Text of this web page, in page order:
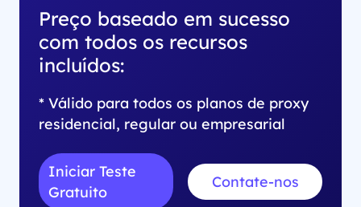
Preço baseado em sucesso
com todos os recursos
incluídos:
* Válido para todos os planos de proxy
residencial, regular ou empresarial
Iniciar Teste
Gratuito
Contate-nos